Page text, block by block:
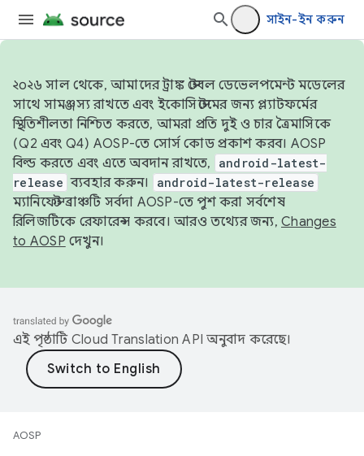
সাইন-ইন করুন
২০২৬ সাল থেকে, আমাদের ট্রাঙ্ক স্টেবল ডেভেলপমেন্ট মডেলের
সাথে সামঞ্জস্য রাখতে এবং ইকোসিস্টেমের জন্য প্ল্যাটফর্মের
স্থিতিশীলতা নিশ্চিত করতে, আমরা প্রতি দুই ও চার ত্রৈমাসিকে
(Q2 এবং Q4) AOSP-তে সোর্স কোড প্রকাশ করব। AOSP
বিল্ড করতে এবং এতে অবদান রাখতে,
android-latest-
release ব্যবহার করুন। android-latest-release
ম্যানিফেস্ট ব্রাঞ্চটি সর্বদা AOSP-তে পুশ করা সর্বশেষ
রিলিজটিকে রেফারেন্স করবে। আরও তথ্যের জন্য, Changes
to AOSP দেখুন।
এই পৃষ্ঠাটি Cloud Translation API অনুবাদ করেছে।
AOSP